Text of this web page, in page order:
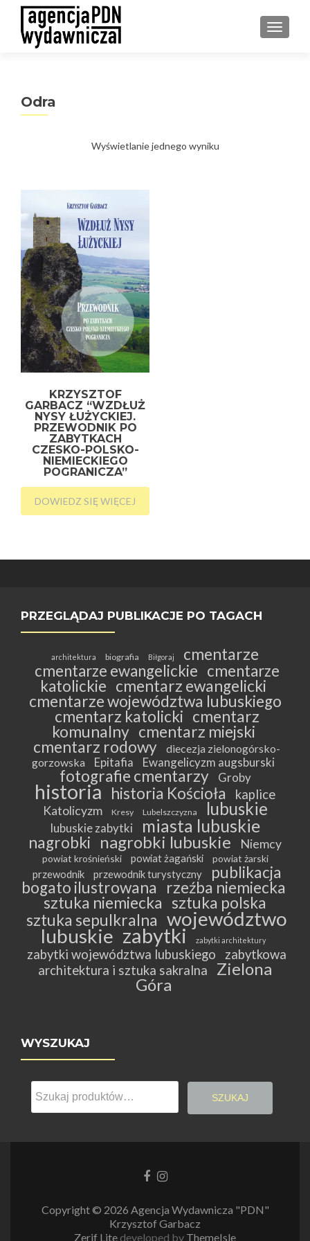
Odra
Wyświetlanie jednego wyniku
KRZYSZTOF
GARBACZ “WZDŁUŻ
NYSY ŁUŻYCKIEJ.
PRZEWODNIK PO
ZABYTKACH
CZESKO-POLSKO-
NIEMIECKIEGO
POGRANICZA”
DOWIEDZ SIĘ WIĘCEJ
PRZEGLĄDAJ PUBLIKACJE PO TAGACH
architektura biografia Biłgoraj
cmentarze
cmentarze ewangelickie cmentarze
katolickie cmentarz ewangelicki
cmentarze województwa lubuskiego
cmentarz katolicki cmentarz
komunalny cmentarz miejski
cmentarz rodowy
diecezja zielonogórsko-
gorzowska
Epitafia Ewangelicyzm augsburski
fotografie cmentarzy Groby
historia historia Kościoła kaplice
Katolicyzm Kresy Lubelszczyzna lubuskie
lubuskie zabytki miasta lubuskie
nagrobki nagrobki lubuskie Niemcy
powiat krośnieński powiat żagański powiat żarski
przewodnik przewodnik turystyczny
publikacja
bogato ilustrowana
rzeźba niemiecka
sztuka niemiecka sztuka polska
sztuka sepulkralna województwo
lubuskie zabytki zabytki architektury
zabytki województwa lubuskiego
zabytkowa
architektura i sztuka sakralna
Zielona
Góra
WYSZUKAJ
Szukaj:
SZUKAJ
LinkLink
Copyright © 2026 Agencja Wydawnicza "PDN"
Krzysztof Garbacz
Zerif Lite developed by ThemeIsle